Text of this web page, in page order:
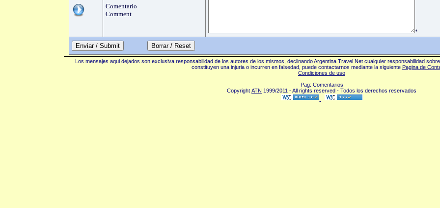
Comentario
Comment
*
Enviar / Submit
Los mensajes aqui dejados son exclusiva responsabilidad de los autores de los mismos, declinando Argentina Travel Net cualquier responsabilidad
constituyen una injuria o incurren en falsedad, puede contactarnos mediante la siguiente Pagina de
Condiciones de uso
Pag: Comentarios
Copyright ATN 1999/2011 - All rights reserved - Todos los derechos reservados